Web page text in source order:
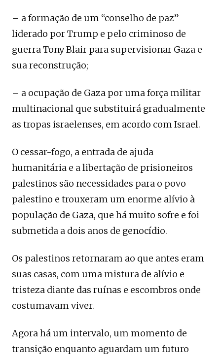
– a formação de um “conselho de paz”
liderado por Trump e pelo criminoso de
guerra Tony Blair para supervisionar Gaza e
sua reconstrução;
– a ocupação de Gaza por uma força militar
multinacional que substituirá gradualmente
as tropas israelenses, em acordo com Israel.
O cessar-fogo, a entrada de ajuda
humanitária e a libertação de prisioneiros
palestinos são necessidades para o povo
palestino e trouxeram um enorme alívio à
população de Gaza, que há muito sofre e foi
submetida a dois anos de genocídio.
Os palestinos retornaram ao que antes eram
suas casas, com uma mistura de alívio e
tristeza diante das ruínas e escombros onde
costumavam viver.
Agora há um intervalo, um momento de
transição enquanto aguardam um futuro